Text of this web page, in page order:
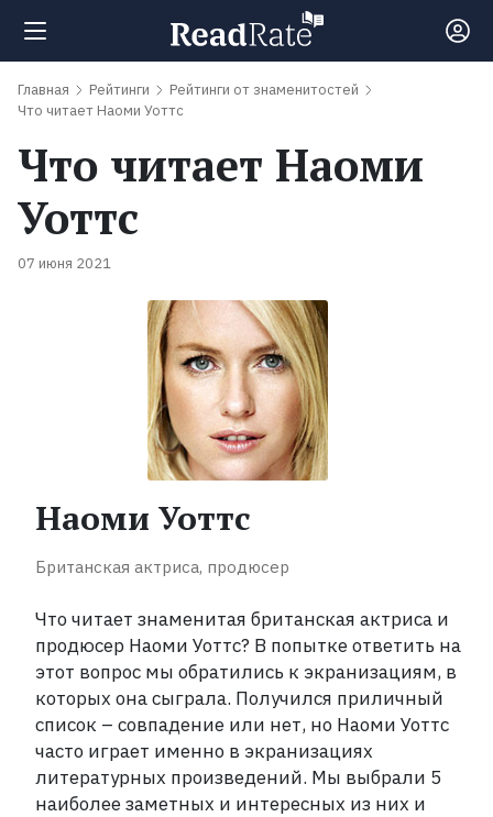
Поиск
Новости
каждый
Рейтинги
ReadRate
Рейтинги
от
знаменитостей
Бестселлеры
Главная Рейтинги
Рейтинги от знаменитостей
Что читает Наоми Уоттс
Что читает Наоми
Уоттс
07 июня 2021
Наоми Уоттс
Британская актриса, продюсер
Что читает знаменитая британская актриса и
продюсер Наоми Уоттс? В попытке ответить на
этот вопрос мы обратились к экранизациям, в
которых она сыграла. Получился приличный
список – совпадение или нет, но Наоми Уоттс
часто играет именно в экранизациях
литературных произведений. Мы выбрали 5
наиболее заметных и интересных из них и